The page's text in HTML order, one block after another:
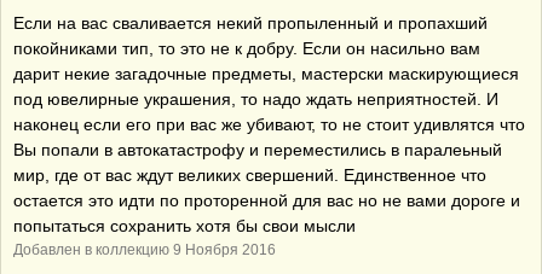
Если на вас сваливается некий пропыленный и пропахший
покойниками тип, то это не к добру. Если он насильно вам
дарит некие загадочные предметы, мастерски маскирующиеся
под ювелирные украшения, то надо ждать неприятностей. И
наконец если его при вас же убивают, то не стоит удивлятся что
Вы попали в автокатастрофу и переместились в паралеьный
мир, где от вас ждут великих свершений. Единственное что
остается это идти по проторенной для вас но не вами дороге и
попытаться сохранить хотя бы свои мысли
Добавлен в коллекцию 9 Ноября 2016